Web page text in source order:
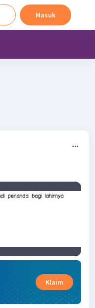
Masuk
Klaim